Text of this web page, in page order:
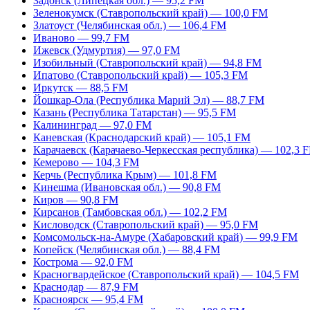
Зеленокумск (Ставропольский край) — 100,0 FM
Златоуст (Челябинская обл.) — 106,4 FM
Иваново — 99,7 FM
Ижевск (Удмуртия) — 97,0 FM
Изобильный (Ставропольский край) — 94,8 FM
Ипатово (Ставропольский край) — 105,3 FM
Иркутск — 88,5 FM
Йошкар-Ола (Республика Марий Эл) — 88,7 FM
Казань (Республика Татарстан) — 95,5 FM
Калининград — 97,0 FM
Каневская (Краснодарский край) — 105,1 FM
Карачаевск (Карачаево-Черкесская республика) — 102,3
Кемерово — 104,3 FM
Керчь (Республика Крым) — 101,8 FM
Кинешма (Ивановская обл.) — 90,8 FM
Киров — 90,8 FM
Кирсанов (Тамбовская обл.) — 102,2 FM
Кисловодск (Ставропольский край) — 95,0 FM
Комсомольск-на-Амуре (Хабаровский край) — 99,9 FM
Копейск (Челябинская обл.) — 88,4 FM
Кострома — 92,0 FM
Красногвардейское (Ставропольский край) — 104,5 FM
Краснодар — 87,9 FM
Красноярск — 95,4 FM